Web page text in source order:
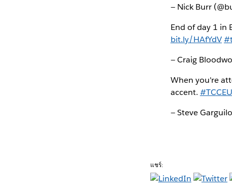
— Nick Burr
End of day 1 in
bit.ly/HAfYdV
— Craig
When you're
accent.
— Steve
แชร์: